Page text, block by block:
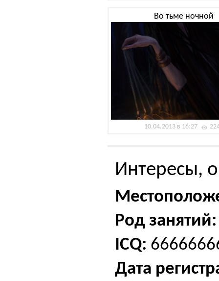
Во тьме ночной
10.04.2013 в 16:27
Интересы,
Род занятий:
ICQ:
Дата